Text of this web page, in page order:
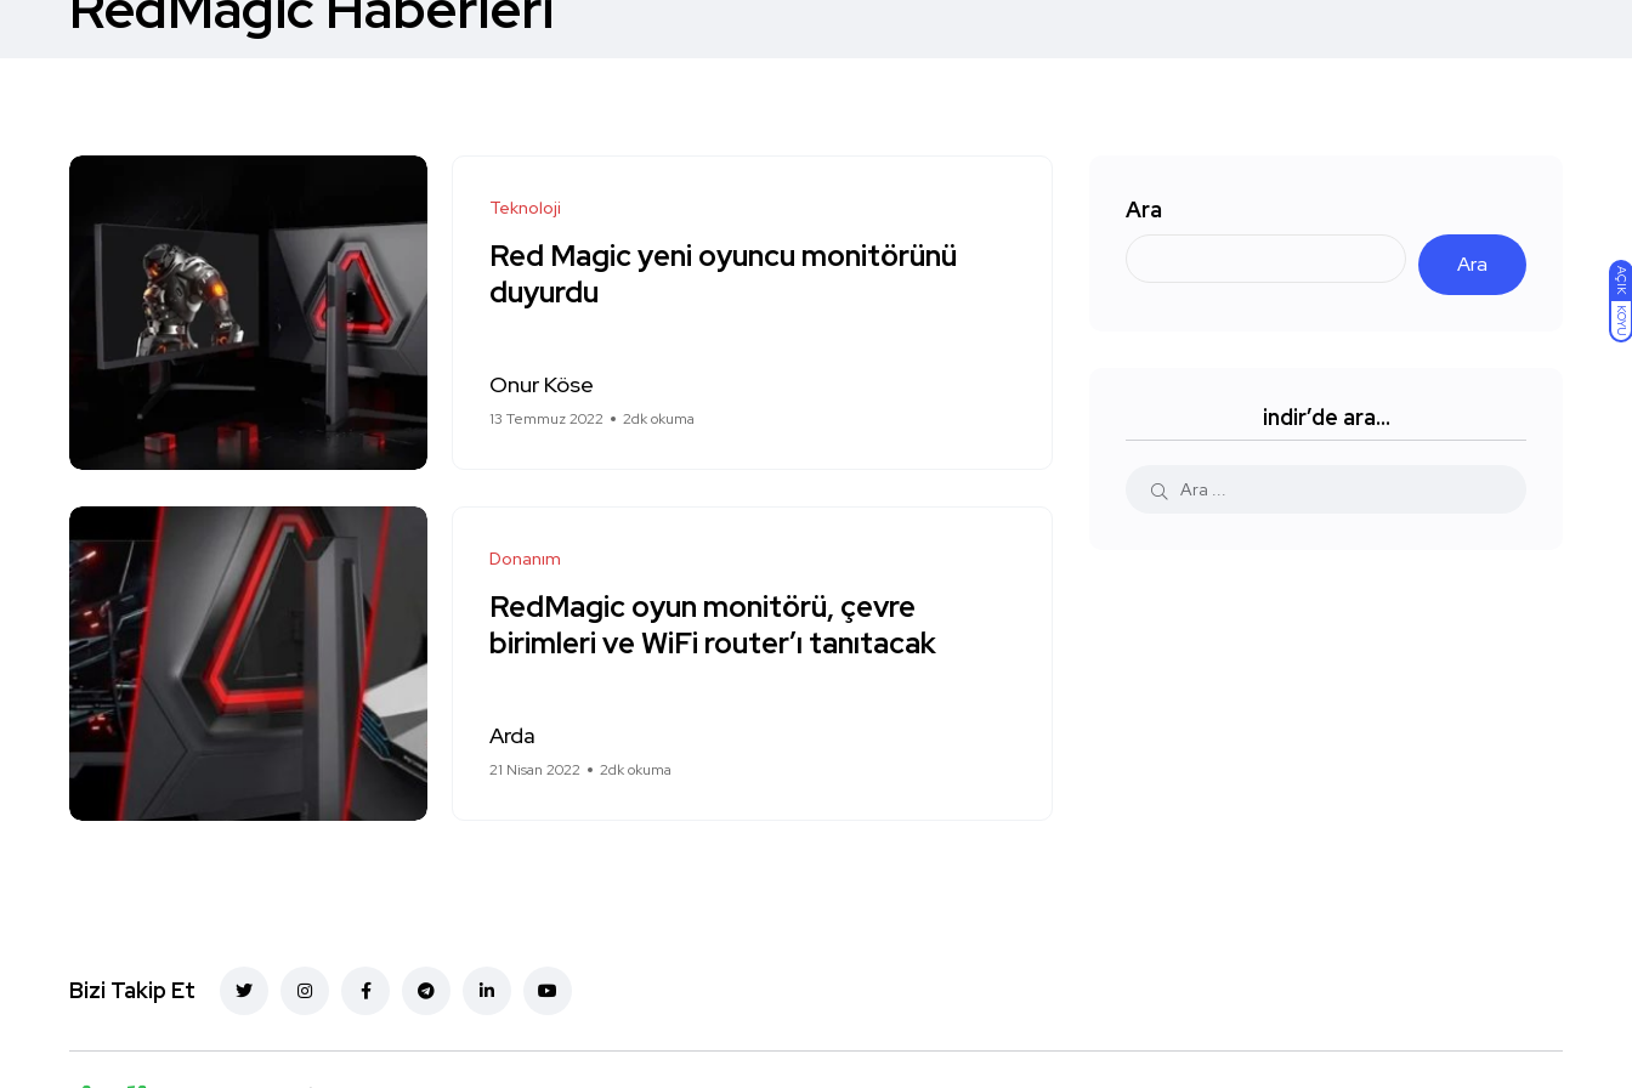
AÇIK
KOYU
Teknoloji
Red Magic yeni oyuncu monitörünü
duyurdu
Onur Köse
13 Temmuz 2022 2dk okuma
Donanım
RedMagic oyun monitörü, çevre
birimleri ve WiFi router’ı tanıtacak
Arda
21 Nisan 2022 2dk okuma
Ara
Ara
indir’de ara…
Bizi Takip Et